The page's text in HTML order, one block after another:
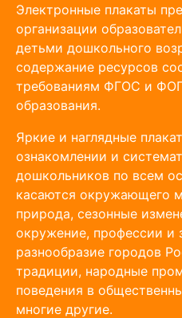
Электронные плакаты
организации
детьми дошкольного
содержание ресурсов
требованиям ФГОС и
образования.
Яркие и наглядные
ознакомлении и
дошкольников по всем
касаются окружающего
природа, сезонные
окружение, профессии и
разнообразие городов
традиции, народные
поведения в
многие другие.